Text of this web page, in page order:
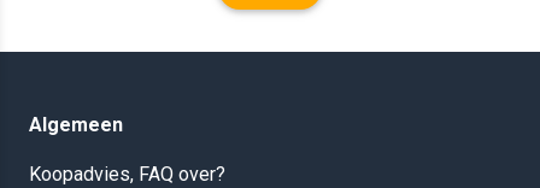
Algemeen
Koopadvies, FAQ over?